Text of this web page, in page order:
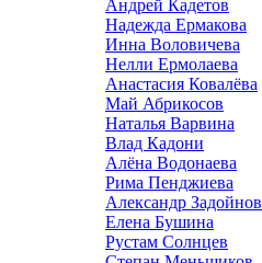
Андрей Кадетов
Надежда Ермакова
Инна Воловичева
Нелли Ермолаева
Анастасия Ковалёва
Май Абрикосов
Наталья Варвина
Влад Кадони
Алёна Водонаева
Рима Пенджиева
Александр Задойнов
Елена Бушина
Рустам Солнцев